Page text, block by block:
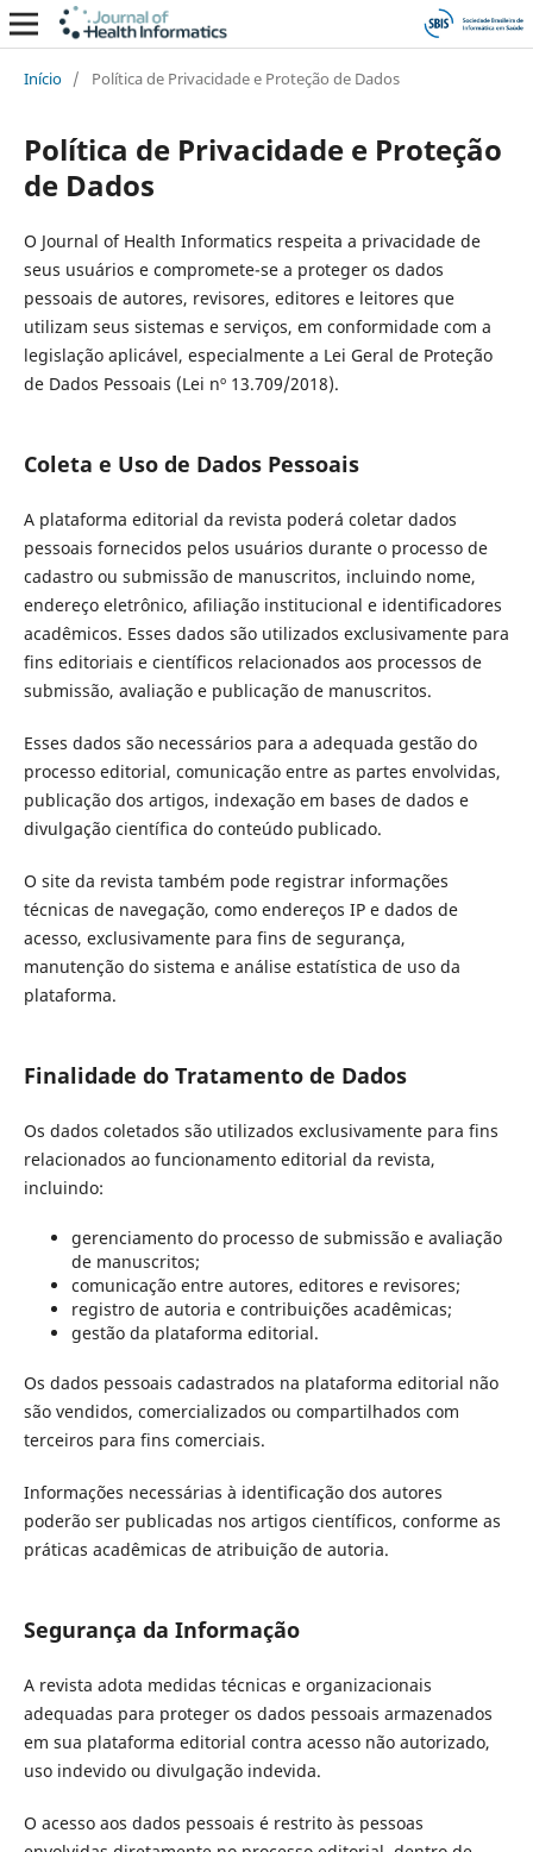
Início / Política de Privacidade e Proteção de Dados
Política de Privacidade e Proteção
de Dados
O Journal of Health Informatics respeita a privacidade de
seus usuários e compromete-se a proteger os dados
pessoais de autores, revisores, editores e leitores que
utilizam seus sistemas e serviços, em conformidade com a
legislação aplicável, especialmente a Lei Geral de Proteção
de Dados Pessoais (Lei nº 13.709/2018).
Coleta e Uso de Dados Pessoais
A plataforma editorial da revista poderá coletar dados
pessoais fornecidos pelos usuários durante o processo de
cadastro ou submissão de manuscritos, incluindo nome,
endereço eletrônico, afiliação institucional e identificadores
acadêmicos. Esses dados são utilizados exclusivamente para
fins editoriais e científicos relacionados aos processos de
submissão, avaliação e publicação de manuscritos.
Esses dados são necessários para a adequada gestão do
processo editorial, comunicação entre as partes envolvidas,
publicação dos artigos, indexação em bases de dados e
divulgação científica do conteúdo publicado.
O site da revista também pode registrar informações
técnicas de navegação, como endereços IP e dados de
acesso, exclusivamente para fins de segurança,
manutenção do sistema e análise estatística de uso da
plataforma.
Finalidade do Tratamento de Dados
Os dados coletados são utilizados exclusivamente para fins
relacionados ao funcionamento editorial da revista,
incluindo:
gerenciamento do processo de submissão e avaliação
de manuscritos;
comunicação entre autores, editores e revisores;
registro de autoria e contribuições acadêmicas;
gestão da plataforma editorial.
Os dados pessoais cadastrados na plataforma editorial não
são vendidos, comercializados ou compartilhados com
terceiros para fins comerciais.
Informações necessárias à identificação dos autores
poderão ser publicadas nos artigos científicos, conforme as
práticas acadêmicas de atribuição de autoria.
Segurança da Informação
A revista adota medidas técnicas e organizacionais
adequadas para proteger os dados pessoais armazenados
em sua plataforma editorial contra acesso não autorizado,
uso indevido ou divulgação indevida.
O acesso aos dados pessoais é restrito às pessoas